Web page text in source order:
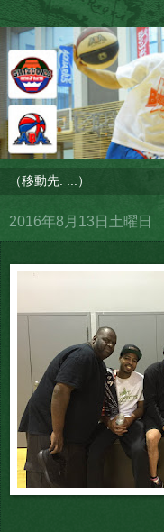
2016年8月13日土曜日